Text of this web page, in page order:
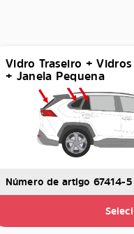
Vidro Traseiro +
+ Janela Pequena
Número de artigo 67414-5